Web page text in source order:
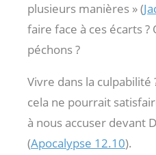
plusieurs manières » (
faire face à ces écarts
péchons ?
Vivre dans la culpabilité
cela ne pourrait
à nous accuser devant
(Apocalypse 12.10).